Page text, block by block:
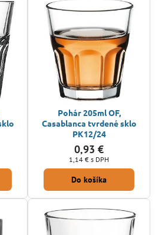
Pohár 205ml OF,
Casablanca tvrdené sklo
PK12/24
0,93 €
1,14 € s DPH
Do košíka